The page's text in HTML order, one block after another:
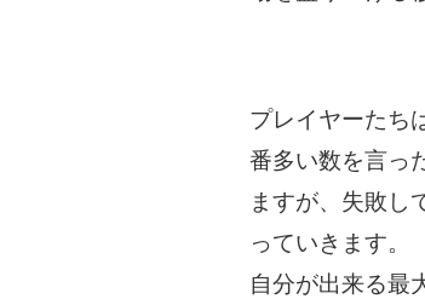
プレイヤーたち
番多い数を言っ
ますが、失敗し
っていきます。
自分が出来る最